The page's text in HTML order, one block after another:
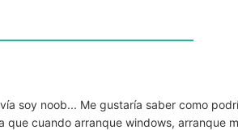
soy noob... Me gustaría saber como
que cuando arranque windows, arranque